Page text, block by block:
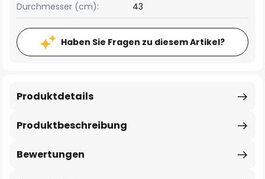
Durchmesser (cm):
43
Haben Sie Fragen zu diesem Artikel?
Produktbeschreibung
Produktdetails
Bewertungen